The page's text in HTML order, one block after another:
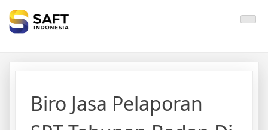
Solisi Perjakan Anda
Biro Jasa Pelaporan